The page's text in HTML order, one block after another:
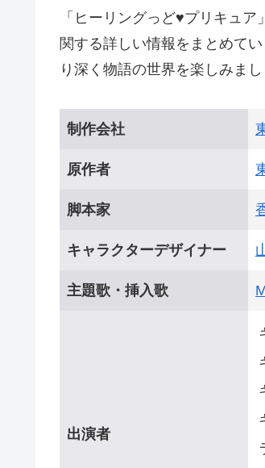
「ヒーリングっど♥プリキュ
関する詳しい情報をまとめて
り深く物語の世界を楽しみまし
制作会社
原作者
脚本家
キャラクターデザイナー
主題歌・挿入歌
出演者